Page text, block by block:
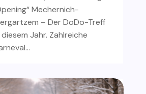
Mechernich-
– Der DoDo-Treff
Jahr. Zahlreiche